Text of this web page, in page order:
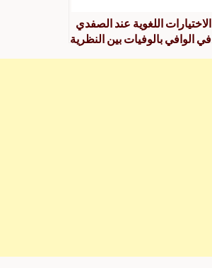
الاختيارات اللغوية عند الصفدي
في الوافي بالوفيات بين النظرية